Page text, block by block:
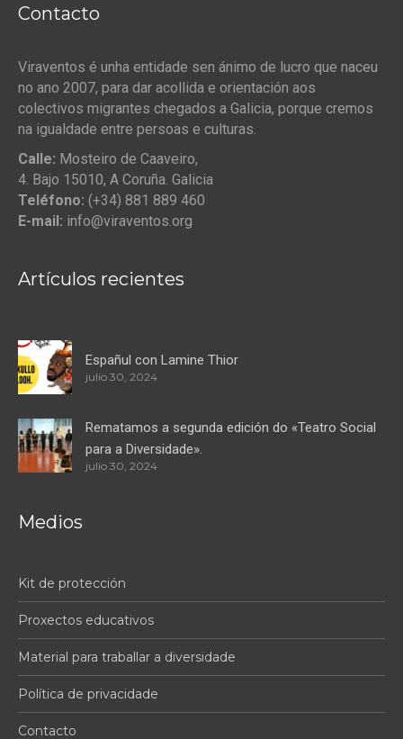
Contacto
Viraventos é unha entidade sen ánimo de lucro que naceu
no ano 2007, para dar acollida e orientación aos
colectivos migrantes chegados a Galicia, porque cremos
na igualdade entre persoas e culturas.
Calle: Mosteiro de Caaveiro,
4. Bajo 15010, A Coruña. Galicia
Teléfono: (+34) 881 889 460
E-mail: info@viraventos.org
Artículos recientes
Españul con Lamine Thior
julio 30, 2024
Rematamos a segunda edición do «Teatro Social
para a Diversidade».
julio 30, 2024
Medios
Kit de protección
Proxectos educativos
Material para traballar a diversidade
Política de privacidade
Contacto